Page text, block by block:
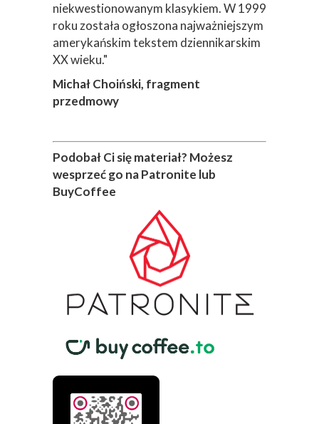
niekwestionowanym klasykiem. W 1999
roku została ogłoszona najważniejszym
amerykańskim tekstem dziennikarskim
XX wieku."
Michał Choiński, fragment
przedmowy
Podobał Ci się materiał? Możesz
wesprzeć go na Patronite lub
BuyCoffee